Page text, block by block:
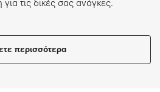
τις δικές σας ανάγκες.
περισσότερα